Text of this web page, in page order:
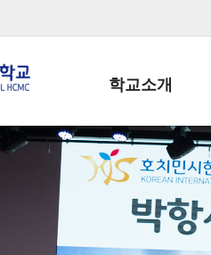
학교소개
학교장인사말
학생회장인사말
학교상징